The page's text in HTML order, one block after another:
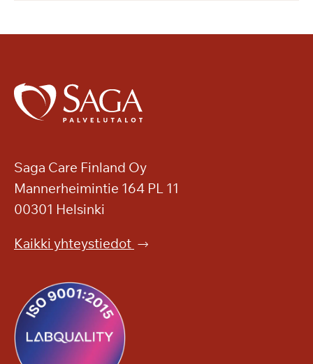
Saga Care Finland Oy
Mannerheimintie 164 PL 11
00301 Helsinki
Kaikki yhteystiedot